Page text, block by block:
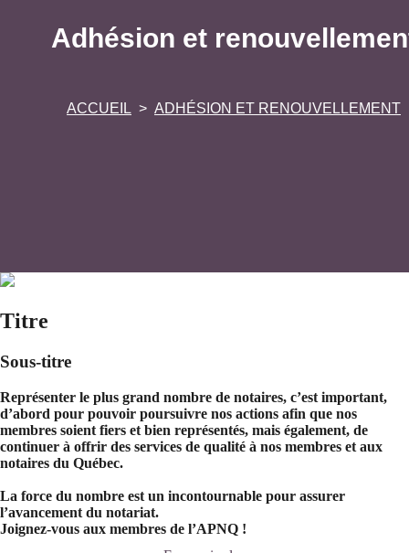
Adhésion et
ACCUEIL ADHÉSION ET RENOUVELLEMENT
Titre
Sous-titre
Représenter le plus grand nombre de notaires, c’est important,
d’abord pour pouvoir poursuivre nos actions afin que nos
membres soient fiers et bien représentés, mais également, de
continuer à offrir des services de qualité à nos membres et aux
notaires du Québec.
La force du nombre est un incontournable pour assurer
l’avancement du notariat.
Joignez-vous aux membres de l’APNQ !